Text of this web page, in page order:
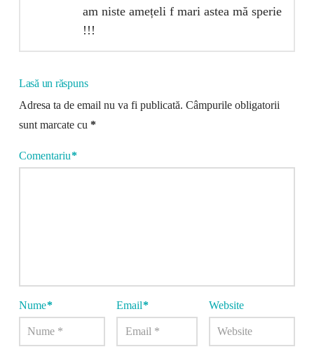
am niste amețeli f mari astea mă sperie
!!!
Lasă un răspuns
Adresa ta de email nu va fi publicată. Câmpurile obligatorii
sunt marcate cu *
Comentariu*
Nume* Email* Website